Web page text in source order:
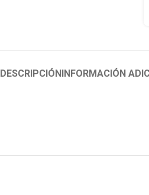
DESCRIPCIÓNINFORMACIÓN